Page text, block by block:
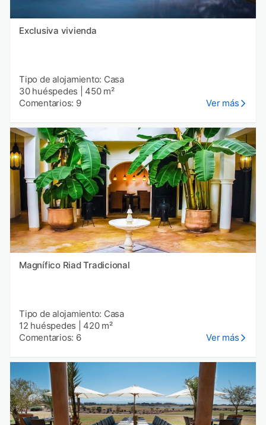
Exclusiva vivienda
Tipo de alojamiento: Casa
30 huéspedes
450 m²
Comentarios: 9
Ver más
Magnífico Riad Tradicional
Tipo de alojamiento: Casa
12 huéspedes
420 m²
Comentarios: 6
Ver más